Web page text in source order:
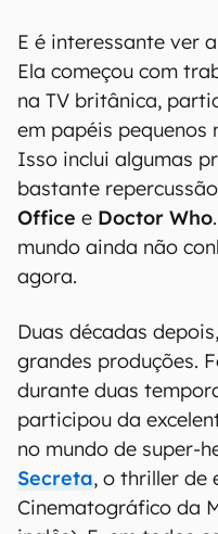
E é interessante ver
Ela começou com
na TV britânica,
em papéis pequenos
Isso inclui algumas
bastante
Office e Doctor Who
mundo ainda não
agora.
Duas décadas
grandes produções.
durante duas
participou da
no mundo de super-
Secreta, o thriller de
Cinematográfico da